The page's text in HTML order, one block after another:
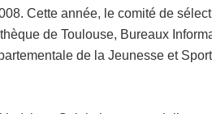
Cette année, le comité de
de Toulouse, Bureaux
de la Jeunesse et